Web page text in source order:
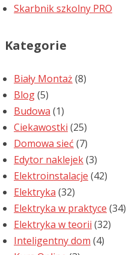
Skarbnik szkolny PRO
Kategorie
Biały Montaż (8)
Blog(5)
Budowa (1)
Ciekawostki (25)
Domowa sieć (7)
Edytor naklejek(3)
Elektroinstalacje (42)
Elektryka (32)
Elektryka w praktyce (34)
Elektryka w teorii (32)
Inteligentny dom (4)